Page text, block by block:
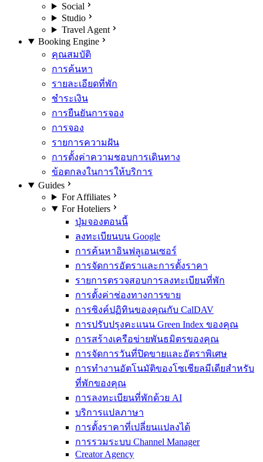
Social
Studio
Travel Agent
Booking Engine
คุณสมบัติ
การค้นหา
รายละเอียดที่พัก
ชำระเงิน
การยืนยันการจอง
การจอง
รายการความฝัน
การตั้งค่าความชอบการเดินทาง
ข้อตกลงในการให้บริการ
Guides
For Affiliates
For Hoteliers
ปุ่มจองตอนนี้
ลงทะเบียนบน Google
การค้นหาอินฟลูเอนเซอร์
การจัดการอัตราและการตั้งราคา
รายการตรวจสอบการลงทะเบียนที่พัก
การตั้งค่าช่องทางการขาย
การซิงค์ปฏิทินของคุณกับ CalDAV
การปรับปรุงคะแนน Green Index ของคุณ
การสร้างเครือข่ายพันธมิตรของคุณ
การจัดการวันที่ปิดขายและอัตราพิเศษ
การทำงานอัตโนมัติของโซเชียลมีเดียสำหรับ
ที่พักของคุณ
การลงทะเบียนที่พักด้วย AI
บริการแปลภาษา
การตั้งราคาที่เปลี่ยนแปลงได้
การรวมระบบ Channel Manager
Creator Agency